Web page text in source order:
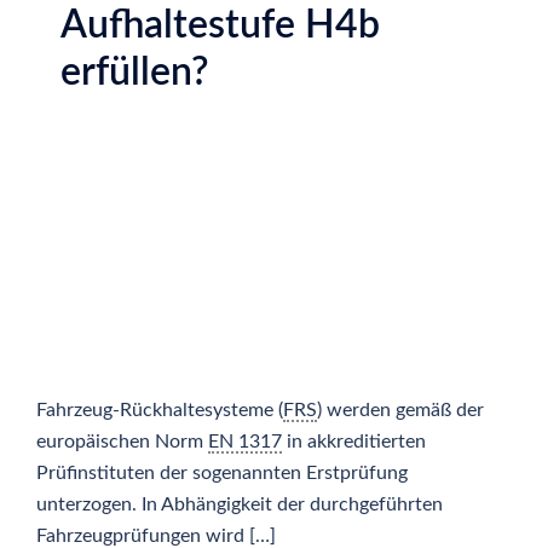
Aufhaltestufe H4b
erfüllen?
Fahrzeug-Rückhaltesysteme (FRS) werden gemäß der
europäischen Norm EN 1317 in akkreditierten
Prüfinstituten der sogenannten Erstprüfung
unterzogen. In Abhängigkeit der durchgeführten
Fahrzeugprüfungen wird […]